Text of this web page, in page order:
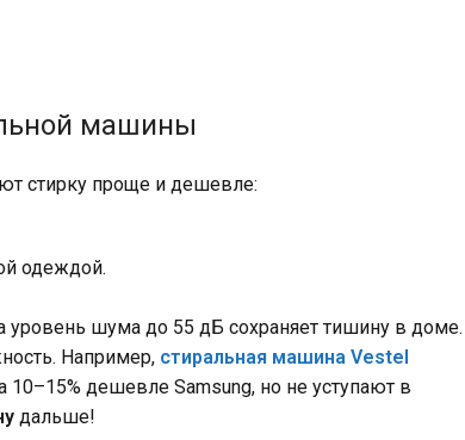
машины
стирку проще и дешевле:
одеждой.
уровень шума до 55 дБ сохраняет тишину в доме.
Например, стиральная машина Vestel
дешевле Samsung, но не уступают в
дальше!